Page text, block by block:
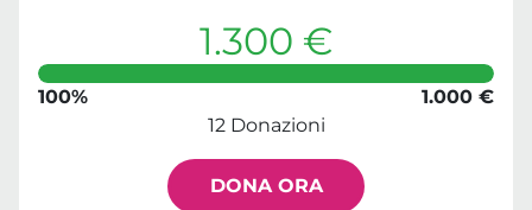
1.300 €
100%
1.000 €
12 Donazioni
DONA ORA